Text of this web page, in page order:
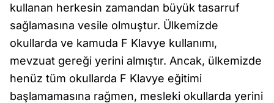
kullanan herkesin zamandan büyük tasarruf
sağlamasına vesile olmuştur. Ülkemizde
okullarda ve kamuda F Klavye kullanımı,
mevzuat gereği yerini almıştır. Ancak, ülkemizde
henüz tüm okullarda F Klavye eğitimi
başlamamasına rağmen, mesleki okullarda yerini